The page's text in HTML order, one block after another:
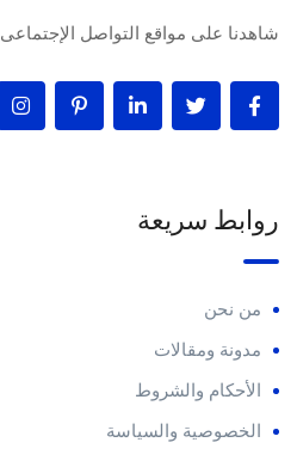
شاهدنا على مواقع التواصل الإجتماعى
روابط سريعة
من نحن
مدونة ومقالات
الأحكام والشروط
الخصوصية والسياسة